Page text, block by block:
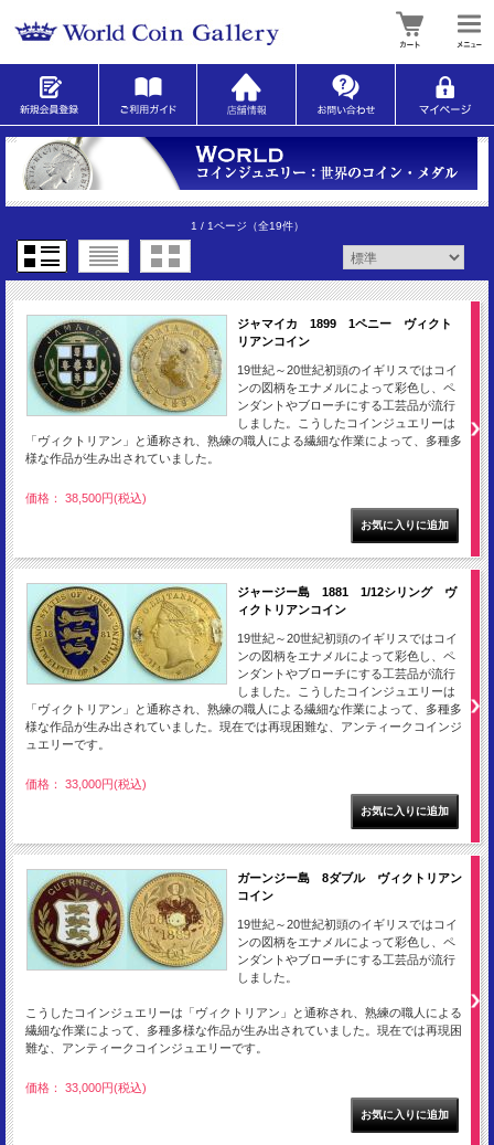
1 / 1ページ （全19件）
ジャマイカ 1899 1ペニー ヴィクト
リアンコイン
19世紀～20世紀初頭のイギリスではコイ
ンの図柄をエナメルによって彩色し、ペ
ンダントやブローチにする工芸品が流行
しました。こうしたコインジュエリーは
「ヴィクトリアン」と通称され、熟練の職人による繊細な作業によって、多種多
様な作品が生み出されていました。
価格： 38,500円(税込)
ジャージー島 1881 1/12シリング ヴ
ィクトリアンコイン
19世紀～20世紀初頭のイギリスではコイ
ンの図柄をエナメルによって彩色し、ペ
ンダントやブローチにする工芸品が流行
しました。こうしたコインジュエリーは
「ヴィクトリアン」と通称され、熟練の職人による繊細な作業によって、多種多
様な作品が生み出されていました。現在では再現困難な、アンティークコインジ
ュエリーです。
価格： 33,000円(税込)
ガーンジー島 8ダブル ヴィクトリアン
コイン
19世紀～20世紀初頭のイギリスではコイ
ンの図柄をエナメルによって彩色し、ペ
ンダントやブローチにする工芸品が流行
しました。
こうしたコインジュエリーは「ヴィクトリアン」と通称され、熟練の職人による
繊細な作業によって、多種多様な作品が生み出されていました。現在では再現困
難な、アンティークコインジュエリーです。
価格： 33,000円(税込)